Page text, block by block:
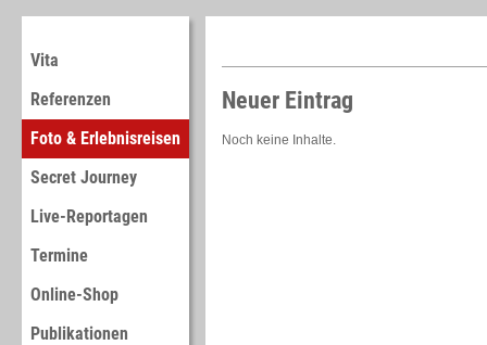
Vita
Referenzen
Foto & Erlebnisreisen
Secret Journey
Live-Reportagen
Termine
Online-Shop
Publikationen
Neuer Eintrag
Noch keine Inhalte.